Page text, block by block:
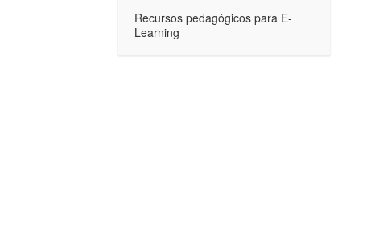
Recursos pedagógicos para E-
Learning